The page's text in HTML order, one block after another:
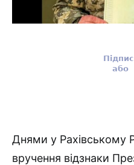
Днями у Рахівському
вручення відзнаки